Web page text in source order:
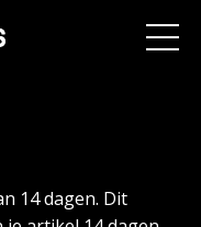
14 dagen. Dit